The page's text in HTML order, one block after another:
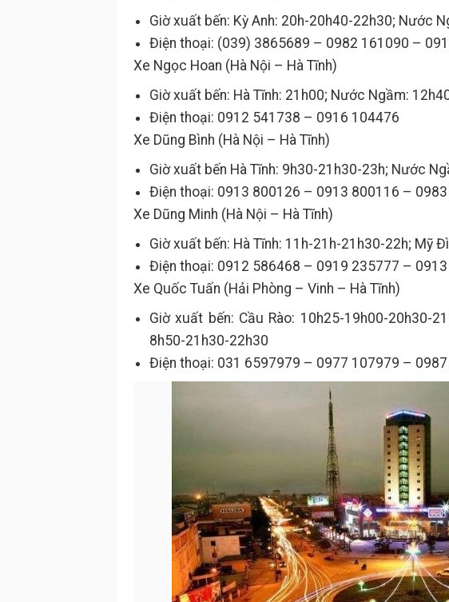
Giờ xuất bến: Kỳ Anh: 20h-20h40-22h30; Nước
Điện thoại: (039) 3865689 – 0982 161090 –
Xe Ngọc Hoan (Hà Nội – Hà Tĩnh)
Giờ xuất bến: Hà Tĩnh: 21h00; Nước Ngầm:
Điện thoại: 0912 541738 – 0916 104476
Xe Dũng Bình (Hà Nội – Hà Tĩnh)
Giờ xuất bến Hà Tĩnh: 9h30-21h30-23h; Nước
Điện thoại: 0913 800126 – 0913 800116 –
Xe Dũng Minh (Hà Nội – Hà Tĩnh)
Giờ xuất bến: Hà Tĩnh: 11h-21h-21h30-22h; Mỹ
Điện thoại: 0912 586468 – 0919 235777 –
Xe Quốc Tuấn (Hải Phòng – Vinh – Hà Tĩnh)
Giờ xuất bến: Cầu Rào: 10h25-19h00-20h30-
8h50-21h30-22h30
Điện thoại: 031 6597979 – 0977 107979 –